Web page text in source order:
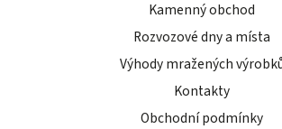
Kamenný obchod
Rozvozové dny a místa
Výhody mražených
Kontakty
Obchodní podmínky